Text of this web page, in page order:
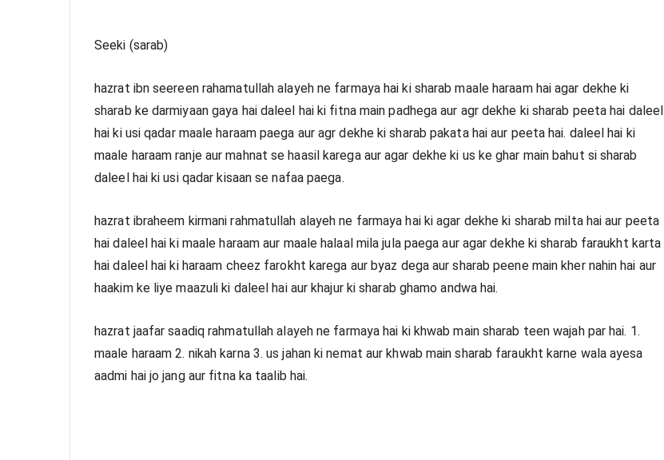
Seeki (sarab)
hazrat ibn seereen rahamatullah alayeh ne farmaya hai ki sharab maale haraam hai agar dekhe ki
sharab ke darmiyaan gaya hai daleel hai ki fitna main padhega aur agr dekhe ki sharab peeta hai daleel
hai ki usi qadar maale haraam paega aur agr dekhe ki sharab pakata hai aur peeta hai. daleel hai ki
maale haraam ranje aur mahnat se haasil karega aur agar dekhe ki us ke ghar main bahut si sharab
daleel hai ki usi qadar kisaan se nafaa paega.
hazrat ibraheem kirmani rahmatullah alayeh ne farmaya hai ki agar dekhe ki sharab milta hai aur peeta
hai daleel hai ki maale haraam aur maale halaal mila jula paega aur agar dekhe ki sharab faraukht karta
hai daleel hai ki haraam cheez farokht karega aur byaz dega aur sharab peene main kher nahin hai aur
haakim ke liye maazuli ki daleel hai aur khajur ki sharab ghamo andwa hai.
hazrat jaafar saadiq rahmatullah alayeh ne farmaya hai ki khwab main sharab teen wajah par hai. 1.
maale haraam 2. nikah karna 3. us jahan ki nemat aur khwab main sharab faraukht karne wala ayesa
aadmi hai jo jang aur fitna ka taalib hai.